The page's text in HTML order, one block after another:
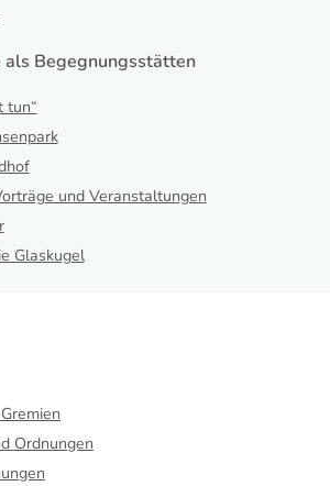
als Begegnungsstätten
tun“
und Veranstaltungen
Glaskugel
Ordnungen